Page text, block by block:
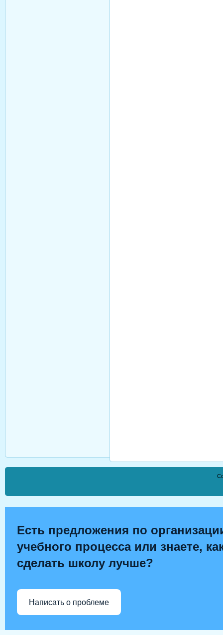
Есть предложения по
учебного процесса или знаете,
сделать школу лучше?
Написать о проблеме